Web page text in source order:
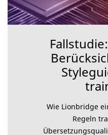
Wie Lionbridge
Regeln